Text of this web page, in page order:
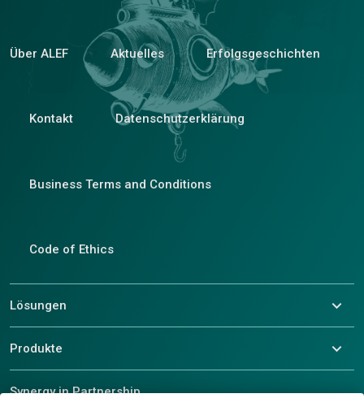
Über ALEF Aktuelles Erfolgsgeschichten
Kontakt Datenschutzerklärung
Business Terms and Conditions
Code of Ethics
Lösungen
Produkte
Synergy in Partnership